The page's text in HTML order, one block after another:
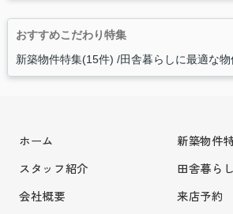
おすすめこだわり特集
新築物件特集(15件) 田舎暮らしに最適な
ホーム
スタッフ紹介
会社概要
新築物件
田舎暮ら
来店予約